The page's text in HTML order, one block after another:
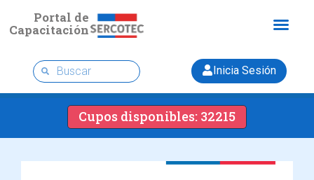
Portal de
Capacitación
Inicia Sesión
Cupos disponibles: 32215